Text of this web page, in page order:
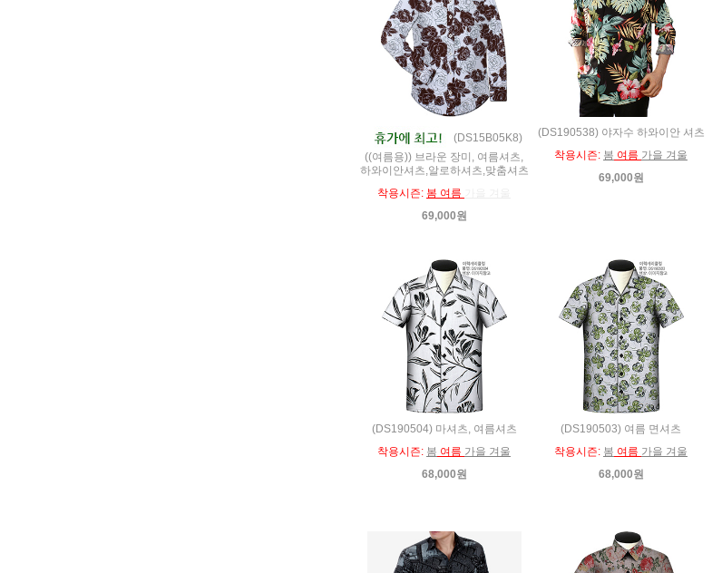
(DS15B05K8)
((여름용)) 브라운 장미, 여름셔츠,
하와이안셔츠,알로하셔츠,맞춤셔츠
착용시즌: 봄 여름
69,000원
(DS190538) 야자수 하와이안 셔츠
착용시즌: 봄 여름 가을 겨울
69,000원
(DS190504) 마셔츠, 여름셔츠
착용시즌: 봄 여름 가을 겨울
68,000원
(DS190503) 여름 면셔츠
착용시즌: 봄 여름 가을 겨울
68,000원